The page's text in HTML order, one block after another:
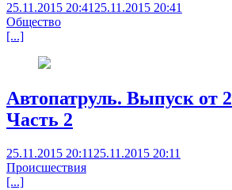
25.11.2015 20:4125.11.2015 20:41
Общество
[...]
Автопатруль. Выпуск от
Часть 2
25.11.2015 20:11 25.11.2015 20:11
Происшествия
[...]